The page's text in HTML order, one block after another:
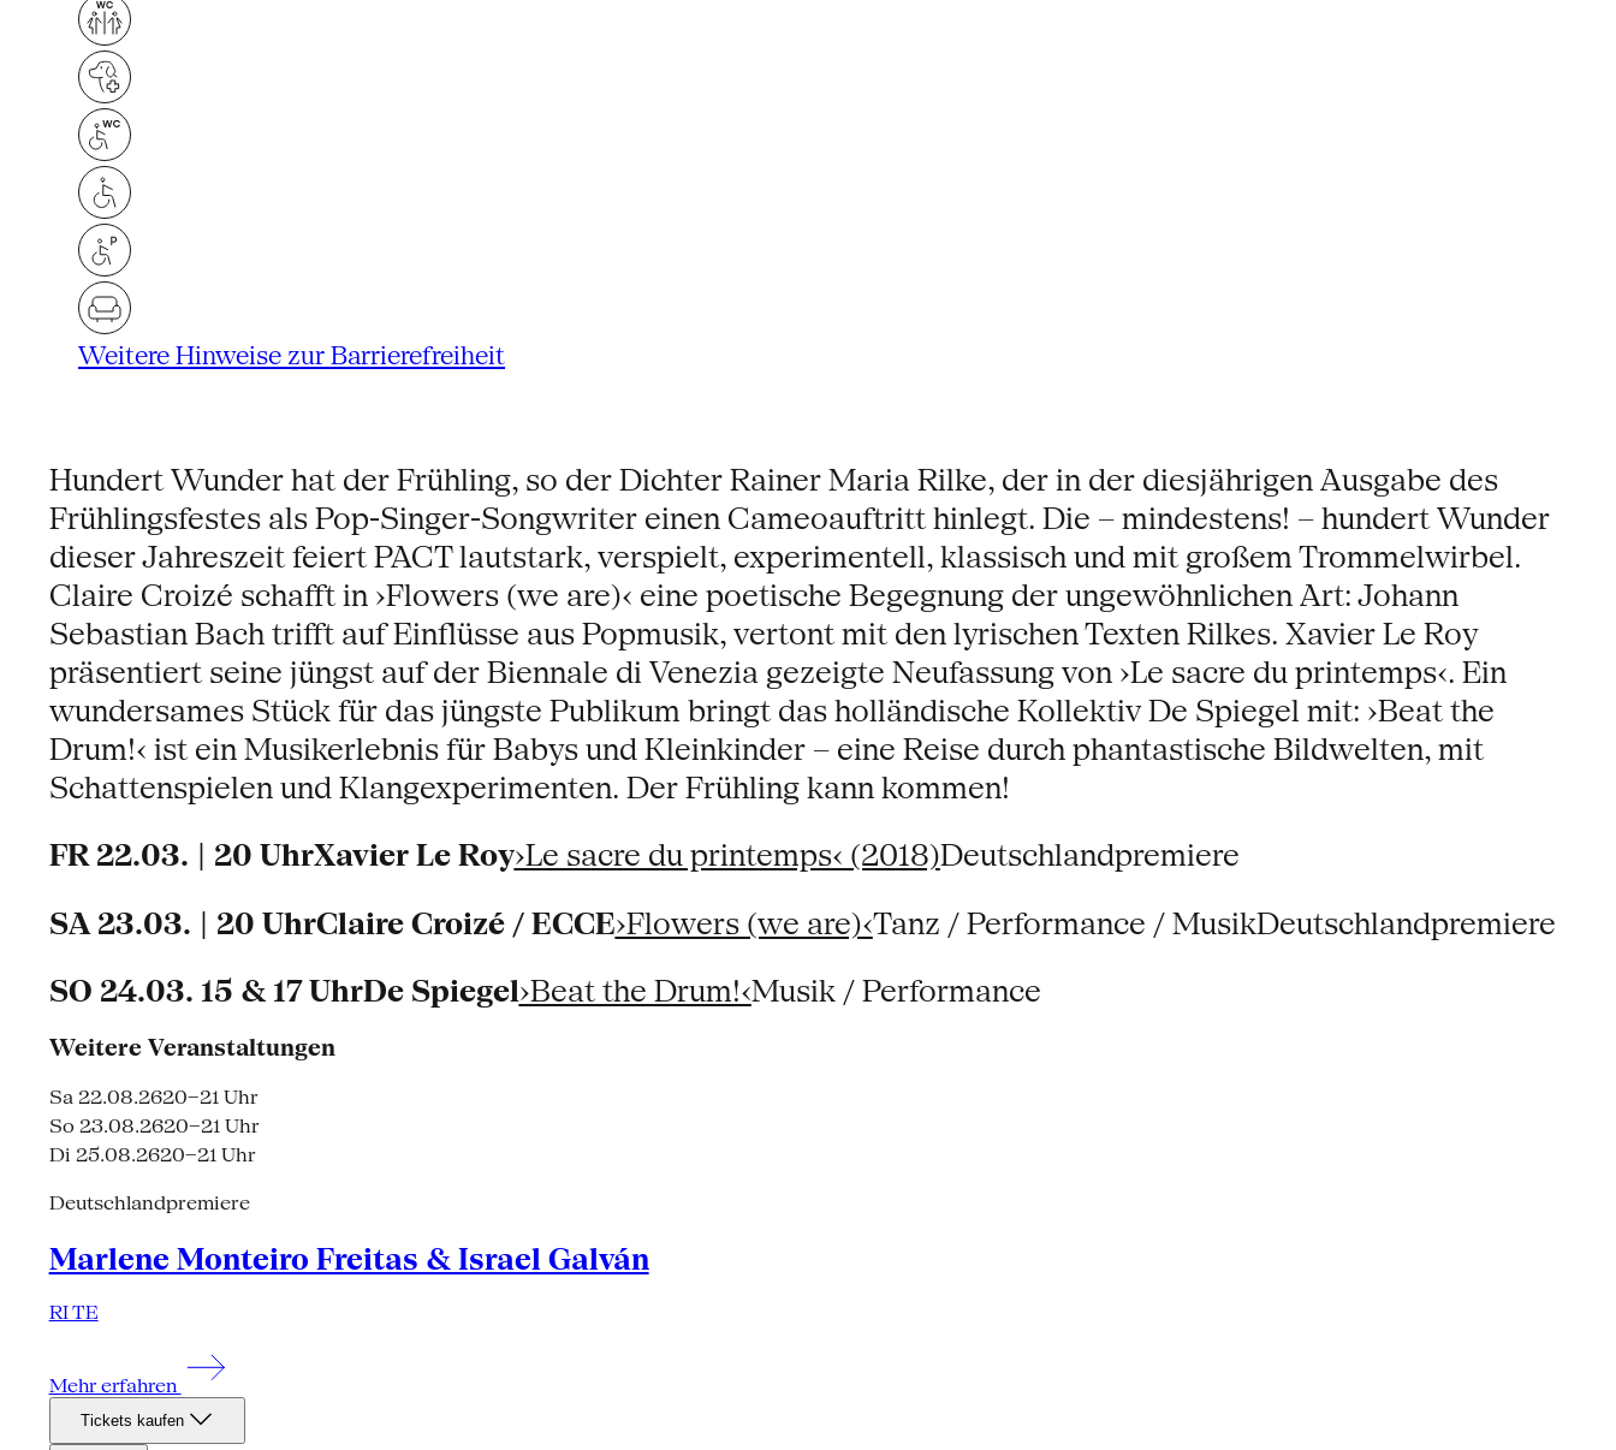
Weitere Hinweise zur Barrierefreiheit
Hundert Wunder hat der Frühling, so der Dichter Rainer Maria Rilke, der in der diesjährigen Ausgabe des
Frühlingsfestes als Pop-Singer-Songwriter einen Cameoauftritt hinlegt. Die – mindestens! – hundert Wunder
dieser Jahreszeit feiert PACT lautstark, verspielt, experimentell, klassisch und mit großem Trommelwirbel.
Claire Croizé schafft in ›Flowers (we are)‹ eine poetische Begegnung der ungewöhnlichen Art: Johann
Sebastian Bach trifft auf Einflüsse aus Popmusik, vertont mit den lyrischen Texten Rilkes. Xavier Le Roy
präsentiert seine jüngst auf der Biennale di Venezia gezeigte Neufassung von ›Le sacre du printemps‹. Ein
wundersames Stück für das jüngste Publikum bringt das holländische Kollektiv De Spiegel mit: ›Beat the
Drum!‹ ist ein Musikerlebnis für Babys und Kleinkinder – eine Reise durch phantastische Bildwelten, mit
Schattenspielen und Klangexperimenten. Der Frühling kann kommen!
FR 22.03. | 20 UhrXavier Le Roy›Le sacre du printemps‹ (2018)Deutschlandpremiere
SA 23.03. | 20 UhrClaire Croizé / ECCE›Flowers (we are)‹Tanz / Performance / MusikDeutschlandpremiere
SO 24.03. 15 & 17 UhrDe Spiegel›Beat the Drum!‹Musik / Performance
Weitere Veranstaltungen
Sa 22.08.2620–21 Uhr
So 23.08.2620–21 Uhr
Di 25.08.2620–21 Uhr
Deutschlandpremiere
Marlene Monteiro Freitas & Israel Galván
RI TE
Mehr erfahren
Tickets kaufen